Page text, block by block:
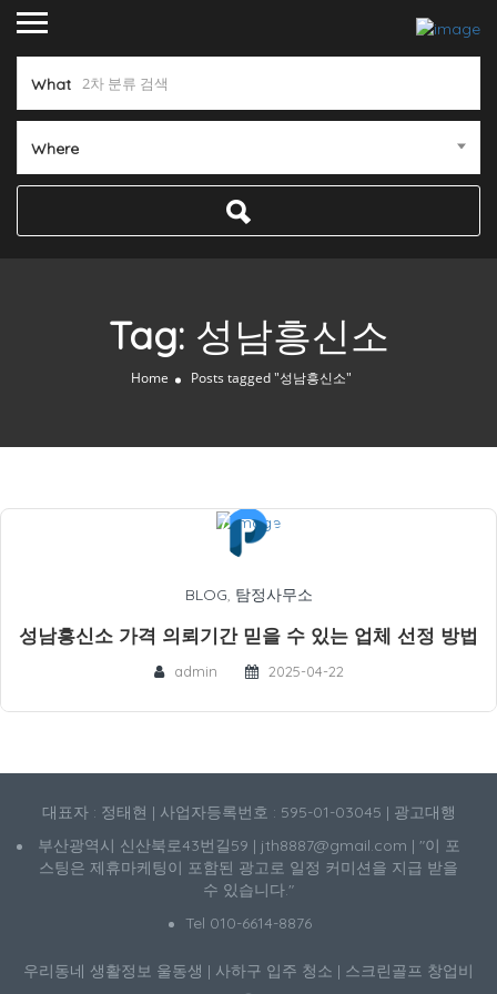
What
Where
Tag: 성남흥신소
Home Posts tagged "성남흥신소"
BLOG, 탐정사무소
성남흥신소 가격 의뢰기간 믿을 수 있는 업체 선정 방법
admin 2025-04-22
대표자 : 정태현 | 사업자등록번호 : 595-01-03045 | 광고대행
부산광역시 신산북로43번길59 | jth8887@gmail.com | "이 포
스팅은 제휴마케팅이 포함된 광고로 일정 커미션을 지급 받을
수 있습니다."
Tel 010-6614-8876
우리동네 생활정보 울동생 | 사하구 입주 청소 | 스크린골프 창업비